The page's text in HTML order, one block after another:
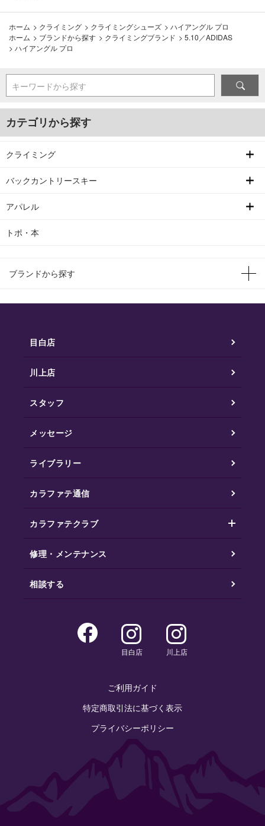
ホーム > クライミング > クライミングシューズ > ハイアングル プロ
ホーム > ブランドから探す > クライミングブランド > 5.10／ADIDAS
> ハイアングル プロ
キーワードから探す
カテゴリから探す
クライミング
バックカントリースキー
アパレル
トポ・本
ブランドから探す
目白店
川上店
スタッフ
メッセージ
ライブラリー
カラファテ通信
カラファテクラブ
修理・メンテナンス
相談する
目白店 川上店
ご利用ガイド
特定商取引法に基づく表示
プライバシーポリシー